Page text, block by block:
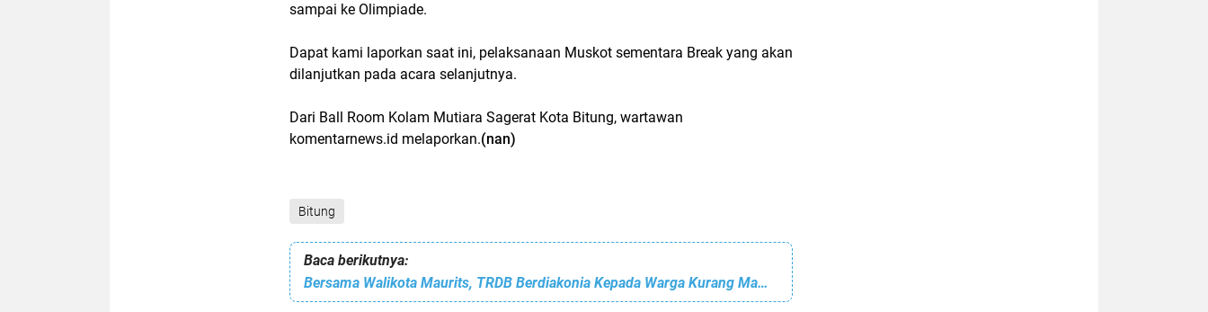
sampai ke Olimpiade.
Dapat kami laporkan saat ini, pelaksanaan Muskot sementara Break yang akan
dilanjutkan pada acara selanjutnya.
Dari Ball Room Kolam Mutiara Sagerat Kota Bitung, wartawan
komentarnews.id melaporkan.(nan)
Bitung
Baca berikutnya:
Bersama Walikota Maurits, TRDB Berdiakonia Kepada Warga Kurang Mampu